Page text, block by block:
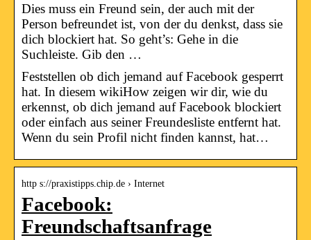
Dies muss ein Freund sein, der auch mit der
Person befreundet ist, von der du denkst, dass sie
dich blockiert hat. So geht’s: Gehe in die
Suchleiste. Gib den …
Feststellen ob dich jemand auf Facebook gesperrt
hat. In diesem wikiHow zeigen wir dir, wie du
erkennst, ob dich jemand auf Facebook blockiert
oder einfach aus seiner Freundesliste entfernt hat.
Wenn du sein Profil nicht finden kannst, hat…
http s://praxistipps.chip.de › Internet
Facebook:
Freundschaftsanfrage